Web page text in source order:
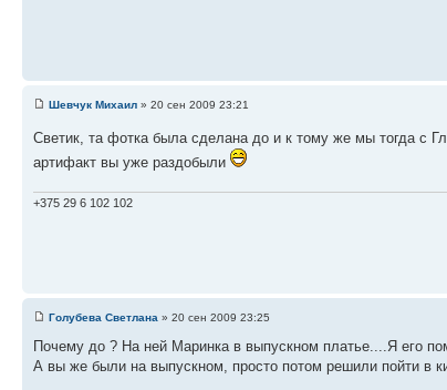
Шевчук Михаил » 20 сен 2009 23:21
Светик, та фотка была сделана до и к тому же мы тогда с
артифакт вы уже раздобыли
+375 29 6 102 102
Голубева Светлана » 20 сен 2009 23:25
Почему до ? На ней Маринка в выпускном платье....Я его
А вы же были на выпускном, просто потом решили пойти в